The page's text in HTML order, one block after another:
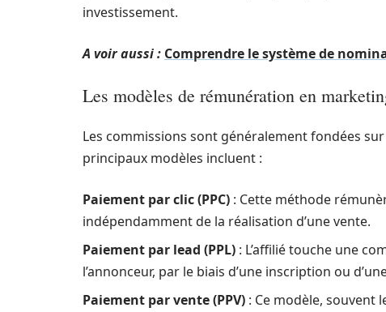
investissement.
A voir aussi : Comprendre le système de
Les modèles de rémunération en
Les commissions sont généralement fondées
principaux modèles incluent :
Paiement par clic (PPC) : Cette méthode
indépendamment de la réalisation d’une vente.
Paiement par lead (PPL) : L’affilié touche une
l’annonceur, par le biais d’une inscription ou
Paiement par vente (PPV) : Ce modèle, souvent